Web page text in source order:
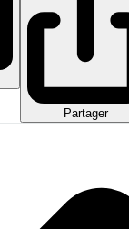
Partager